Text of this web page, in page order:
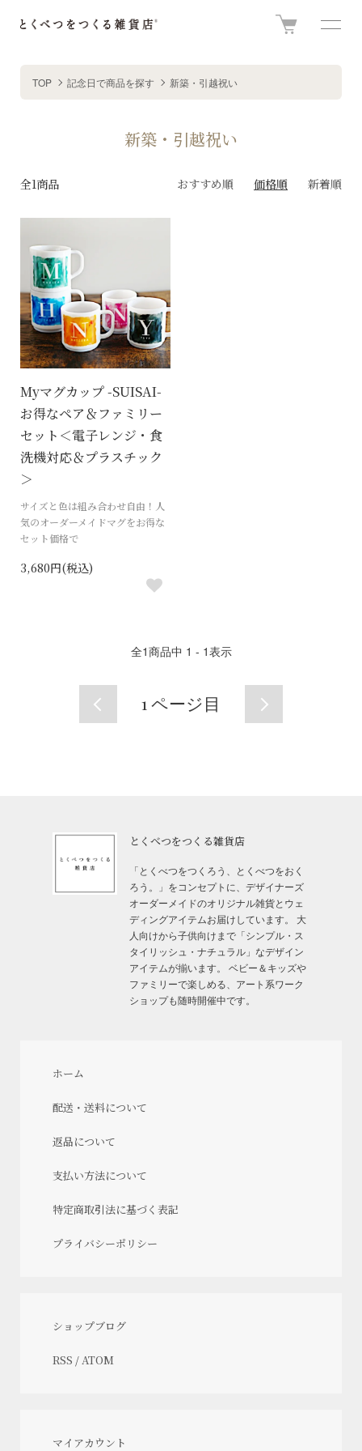
TOP 記念日で商品を探す 新築・引越祝い
新築・引越祝い
全1商品 おすすめ順 価格順 新着順
Myマグカップ -SUISAI-
お得なペア＆ファミリー
セット＜電子レンジ・食
洗機対応＆プラスチック
＞
サイズと色は組み合わせ自由！人
気のオーダーメイドマグをお得な
セット価格で
3,680円(税込)
全1商品中 1 - 1表示
1 ページ目
とくべつをつくる雑貨店
「とくべつをつくろう、とくべつをおく
ろう。」をコンセプトに、デザイナーズ
オーダーメイドのオリジナル雑貨とウェ
ディングアイテムお届けしています。 大
人向けから子供向けまで「シンプル・ス
タイリッシュ・ナチュラル」なデザイン
アイテムが揃います。 ベビー＆キッズや
ファミリーで楽しめる、アート系ワーク
ショップも随時開催中です。
ホーム
配送・送料について
返品について
支払い方法について
特定商取引法に基づく表記
プライバシーポリシー
ショップブログ
RSS /ATOM
マイアカウント